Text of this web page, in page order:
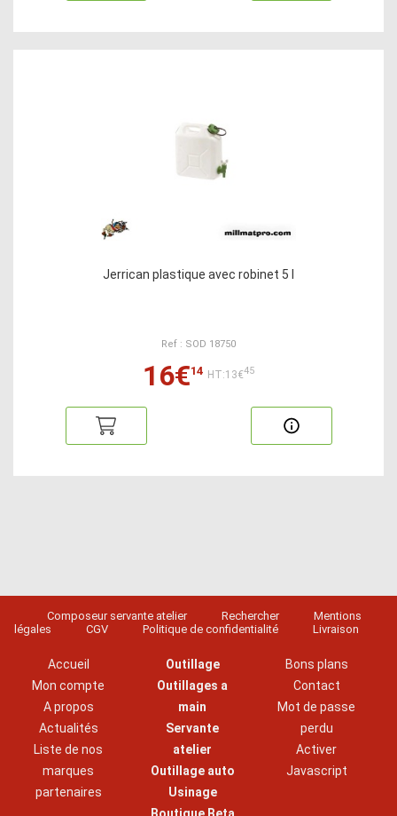
Jerrican plastique avec robinet 5 l
Ref : SOD 18750
16€14 HT:13€45
Composeur servante atelier Rechercher
Mentions
légales
CGV Politique de confidentialité Livraison
Accueil
Mon compte
A propos
Actualités
Liste de nos
marques
partenaires
Outillage
Outillages a
main
Servante
atelier
Outillage auto
Usinage
Bons plans
Contact
Mot de passe
perdu
Activer
Javascript